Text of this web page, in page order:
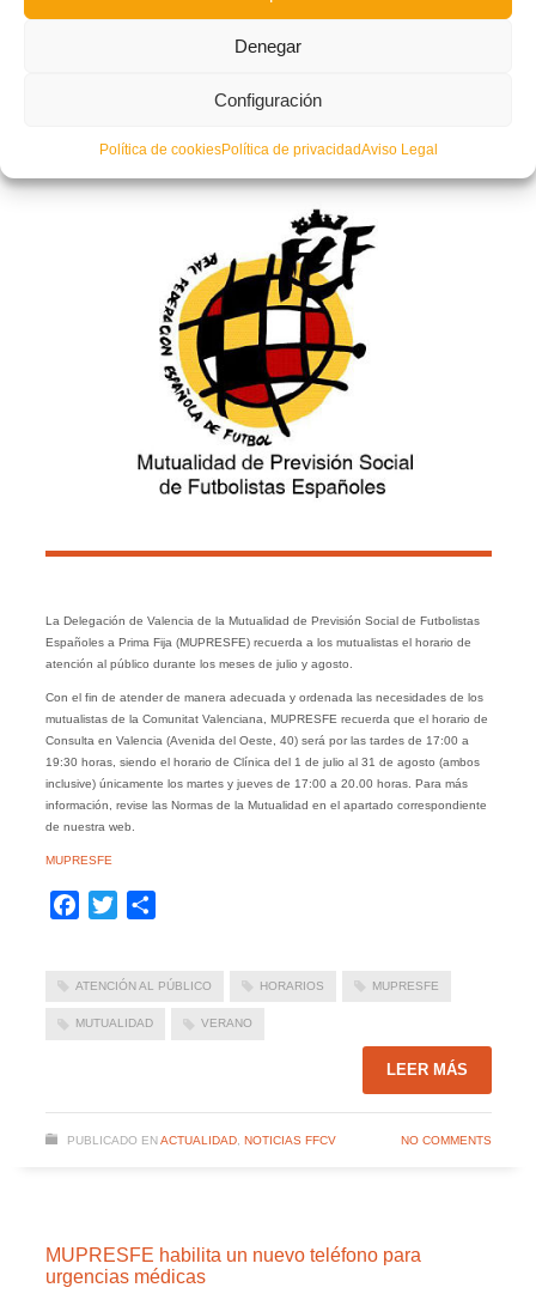
Denegar
Configuración
Política de cookiesPolítica de privacidadAviso Legal
LUNES, 17 JUNIO 2019 POR
La Delegación de Valencia de la Mutualidad de Previsión Social de Futbolistas
Españoles a Prima Fija (MUPRESFE) recuerda a los mutualistas el horario de
atención al público durante los meses de julio y agosto.
Con el fin de atender de manera adecuada y ordenada las necesidades de los
mutualistas de la Comunitat Valenciana, MUPRESFE recuerda que el horario de
Consulta en Valencia (Avenida del Oeste, 40) será por las tardes de 17:00 a
19:30 horas, siendo el horario de Clínica del 1 de julio al 31 de agosto (ambos
inclusive) únicamente los martes y jueves de 17:00 a 20.00 horas. Para más
información, revise las Normas de la Mutualidad en el apartado correspondiente
de nuestra web.
MUPRESFE
Facebook
Twitter
ATENCIÓN AL PÚBLICO HORARIOS MUPRESFE
MUTUALIDAD VERANO
LEER MÁS
PUBLICADO EN ACTUALIDAD, NOTICIAS FFCV NO COMMENTS
MUPRESFE habilita un nuevo teléfono para
urgencias médicas